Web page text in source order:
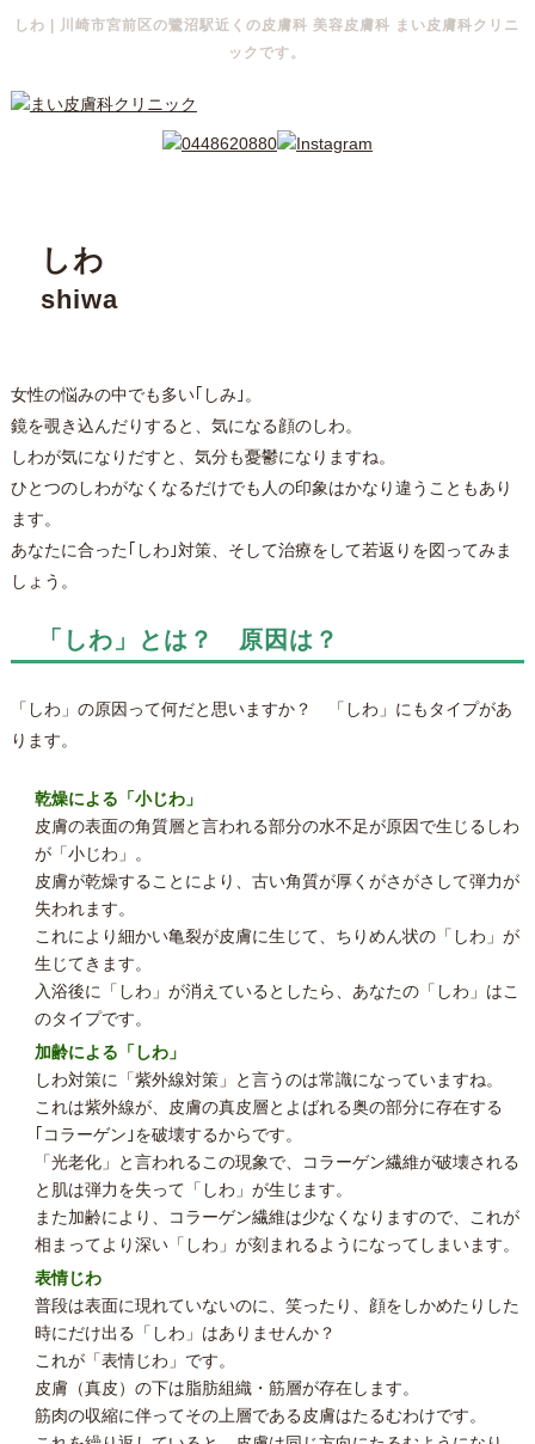
しわ | 川崎市宮前区の鷺沼駅近くの皮膚科 美容皮膚科 まい皮膚科クリニ
ックです。
しわ
shiwa
女性の悩みの中でも多い｢しみ｣。
鏡を覗き込んだりすると、気になる顔のしわ。
しわが気になりだすと、気分も憂鬱になりますね。
ひとつのしわがなくなるだけでも人の印象はかなり違うこともあり
ます。
あなたに合った｢しわ｣対策、そして治療をして若返りを図ってみま
しょう。
「しわ」とは？ 原因は？
「しわ」の原因って何だと思いますか？ 「しわ」にもタイプがあ
ります。
乾燥による「小じわ」
皮膚の表面の角質層と言われる部分の水不足が原因で生じるしわ
が「小じわ」。
皮膚が乾燥することにより、古い角質が厚くがさがさして弾力が
失われます。
これにより細かい亀裂が皮膚に生じて、ちりめん状の「しわ」が
生じてきます。
入浴後に「しわ」が消えているとしたら、あなたの「しわ」はこ
のタイプです。
加齢による「しわ」
しわ対策に「紫外線対策」と言うのは常識になっていますね。
これは紫外線が、皮膚の真皮層とよばれる奥の部分に存在する
｢コラーゲン｣を破壊するからです。
「光老化」と言われるこの現象で、コラーゲン繊維が破壊される
と肌は弾力を失って「しわ」が生じます。
また加齢により、コラーゲン繊維は少なくなりますので、これが
相まってより深い「しわ」が刻まれるようになってしまいます。
表情じわ
普段は表面に現れていないのに、笑ったり、顔をしかめたりした
時にだけ出る「しわ」はありませんか？
これが「表情じわ」です。
皮膚（真皮）の下は脂肪組織・筋層が存在します。
筋肉の収縮に伴ってその上層である皮膚はたるむわけです。